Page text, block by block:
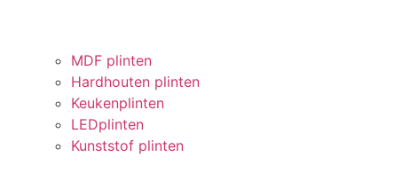
MDF plinten
Hardhouten plinten
Keukenplinten
LEDplinten
Kunststof plinten